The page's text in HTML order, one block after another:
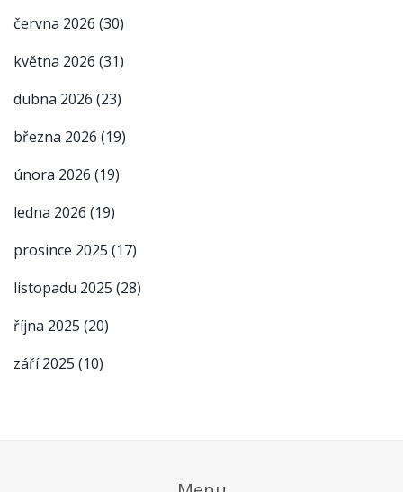
června 2026 (30)
května 2026 (31)
dubna 2026 (23)
března 2026 (19)
února 2026 (19)
ledna 2026 (19)
prosince 2025 (17)
listopadu 2025 (28)
října 2025 (20)
září 2025 (10)